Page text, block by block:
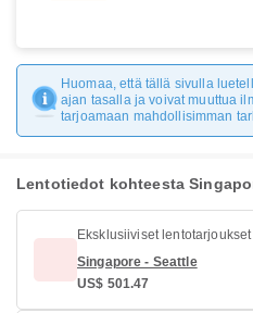
Huomaa, että tällä sivulla
ajan tasalla ja voivat muuttua
tarjoamaan mahdollisimman
Lentotiedot kohteesta
Eksklusiiviset lentotarjoukset
Singapore - Seattle
US$ 501.47